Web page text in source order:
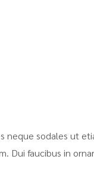
neque sodales ut
Dui faucibus in